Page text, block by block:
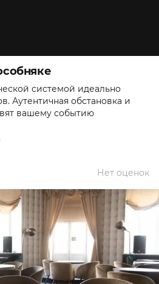
системой идеально
Аутентичная обстановка и
вашему событию
Нет оценок